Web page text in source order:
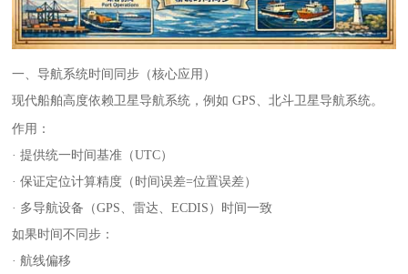
一、导航系统时间同步（核心应用）
现代船舶高度依赖卫星导航系统，例如 GPS、北斗卫星导航系统。
作用：
· 提供统一时间基准（UTC）
· 保证定位计算精度（时间误差=位置误差）
· 多导航设备（GPS、雷达、ECDIS）时间一致
如果时间不同步：
· 航线偏移